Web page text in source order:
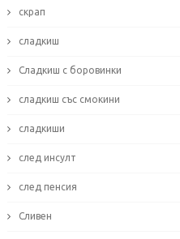
скрап
сладкиш
Сладкиш с боровинки
сладкиш със смокини
сладкиши
след инсулт
след пенсия
Сливен